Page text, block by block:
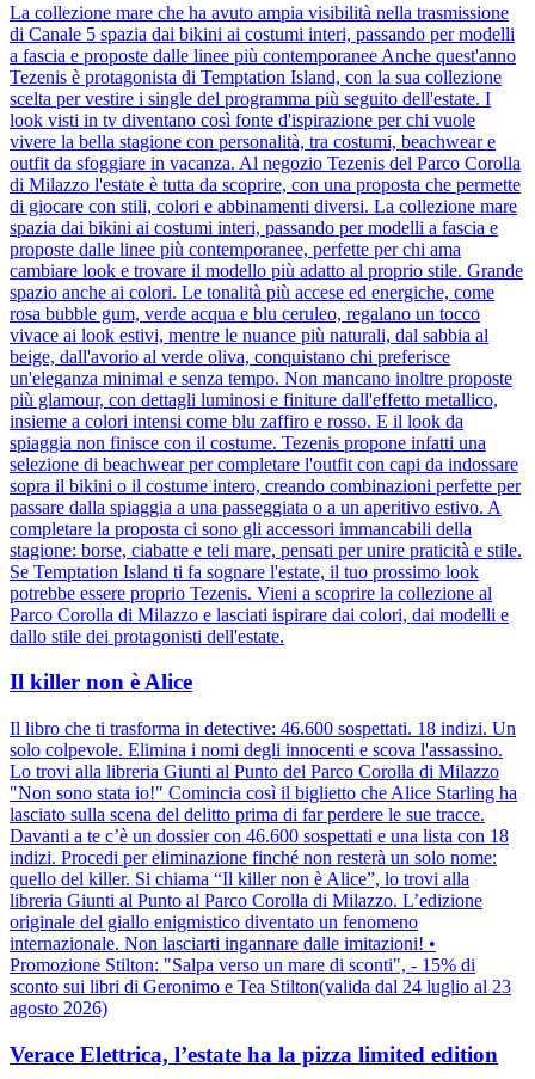
La collezione mare che ha avuto ampia visibilità nella trasmissione
di Canale 5 spazia dai bikini ai costumi interi, passando per modelli
a fascia e proposte dalle linee più contemporanee Anche quest'anno
Tezenis è protagonista di Temptation Island, con la sua collezione
scelta per vestire i single del programma più seguito dell'estate. I
look visti in tv diventano così fonte d'ispirazione per chi vuole
vivere la bella stagione con personalità, tra costumi, beachwear e
outfit da sfoggiare in vacanza. Al negozio Tezenis del Parco Corolla
di Milazzo l'estate è tutta da scoprire, con una proposta che permette
di giocare con stili, colori e abbinamenti diversi. La collezione mare
spazia dai bikini ai costumi interi, passando per modelli a fascia e
proposte dalle linee più contemporanee, perfette per chi ama
cambiare look e trovare il modello più adatto al proprio stile. Grande
spazio anche ai colori. Le tonalità più accese ed energiche, come
rosa bubble gum, verde acqua e blu ceruleo, regalano un tocco
vivace ai look estivi, mentre le nuance più naturali, dal sabbia al
beige, dall'avorio al verde oliva, conquistano chi preferisce
un'eleganza minimal e senza tempo. Non mancano inoltre proposte
più glamour, con dettagli luminosi e finiture dall'effetto metallico,
insieme a colori intensi come blu zaffiro e rosso. E il look da
spiaggia non finisce con il costume. Tezenis propone infatti una
selezione di beachwear per completare l'outfit con capi da indossare
sopra il bikini o il costume intero, creando combinazioni perfette per
passare dalla spiaggia a una passeggiata o a un aperitivo estivo. A
completare la proposta ci sono gli accessori immancabili della
stagione: borse, ciabatte e teli mare, pensati per unire praticità e stile.
Se Temptation Island ti fa sognare l'estate, il tuo prossimo look
potrebbe essere proprio Tezenis. Vieni a scoprire la collezione al
Parco Corolla di Milazzo e lasciati ispirare dai colori, dai modelli e
dallo stile dei protagonisti dell'estate.
Il killer non è Alice
Il libro che ti trasforma in detective: 46.600 sospettati. 18 indizi. Un
solo colpevole. Elimina i nomi degli innocenti e scova l'assassino.
Lo trovi alla libreria Giunti al Punto del Parco Corolla di Milazzo
"Non sono stata io!" Comincia così il biglietto che Alice Starling ha
lasciato sulla scena del delitto prima di far perdere le sue tracce.
Davanti a te c’è un dossier con 46.600 sospettati e una lista con 18
indizi. Procedi per eliminazione finché non resterà un solo nome:
quello del killer. Si chiama “Il killer non è Alice”, lo trovi alla
libreria Giunti al Punto al Parco Corolla di Milazzo. L’edizione
originale del giallo enigmistico diventato un fenomeno
internazionale. Non lasciarti ingannare dalle imitazioni! •
Promozione Stilton: "Salpa verso un mare di sconti", - 15% di
sconto sui libri di Geronimo e Tea Stilton(valida dal 24 luglio al 23
agosto 2026)
Verace Elettrica, l’estate ha la pizza limited edition